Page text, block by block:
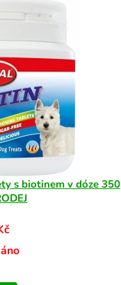
s biotinem v dóze 350